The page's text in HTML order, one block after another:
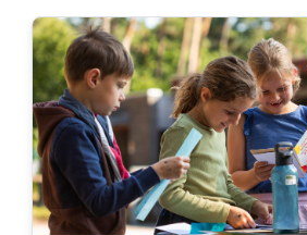
bedden. In de zomer komt
derde plek bij: De Eglantier in
Oostduinkerke. Midden in de
zelfkook, met 48 bedden en
personen in tenten.